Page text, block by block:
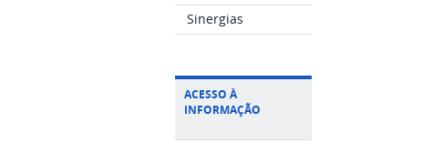
Sinergias
ACESSO À
INFORMAÇÃO